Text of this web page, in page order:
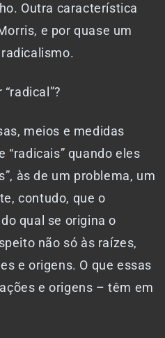
Outra característica
e por quase um
meios e medidas
“radicais” quando eles
às de um problema, um
contudo, que o
qual se origina o
não só às raízes,
e origens. O que essas
e origens – têm em